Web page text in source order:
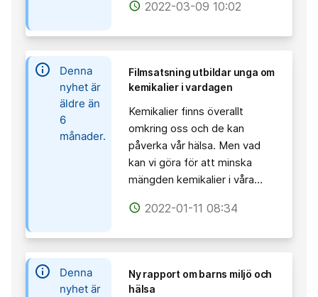
access_time 2022-03-09 10:02
information
Denna
nyhet är
äldre än
6
månader.
Filmsatsning utbildar unga om
kemikalier i vardagen
Kemikalier finns överallt
omkring oss och de kan
påverka vår hälsa. Men vad
kan vi göra för att minska
mängden kemikalier i våra…
access_time 2022-01-11 08:34
information
Denna
nyhet är
Ny rapport om barns miljö och
hälsa